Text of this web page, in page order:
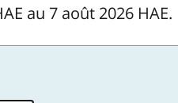
au 7 août 2026 HAE.